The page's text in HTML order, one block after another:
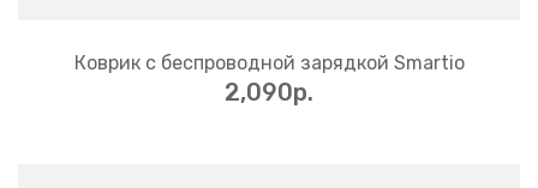
Коврик с беспроводной зарядкой Smartio
2,090p.